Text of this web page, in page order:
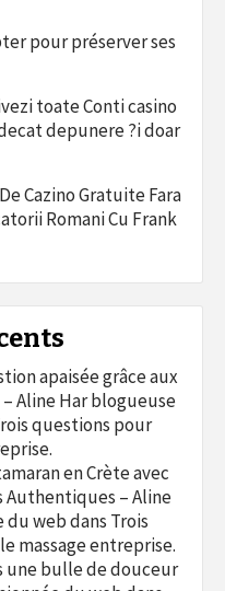
pour préserver ses
toate Conti casino
depunere ?i doar
Cazino Gratuite Fara
Romani Cu Frank
apaisée grâce aux
Aline Har blogueuse
questions pour
en Crète avec
Authentiques – Aline
du webdans Trois
massage entreprise.
une bulle de douceur